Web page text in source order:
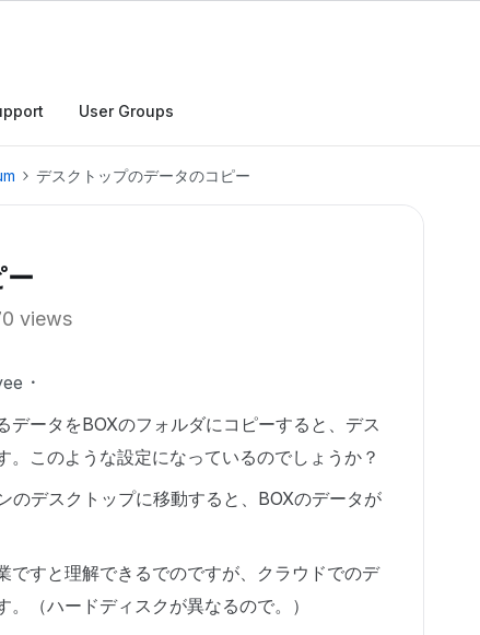
User Groups
デスクトップのデータのコピー
views
データをBOXのフォルダにコピーすると、デス
。このような設定になっているのでしょうか？
のデスクトップに移動すると、BOXのデータが
ですと理解できるでのですが、クラウドでのデ
（ハードディスクが異なるので。）